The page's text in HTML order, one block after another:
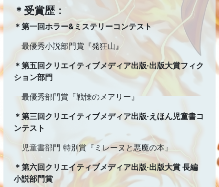
＊受賞歴：
＊第一回ホラー&ミステリーコンテスト
最優秀小説部門賞『発狂山』
＊第五回クリエイティブメディア出版·出版大賞フィク
ション部門
最優秀部門賞『戦慄のメアリー』
＊第三回クリエイティブメディア出版·えほん児童書コ
ンテスト
児童書部門 特別賞『ミレーヌと悪魔の本』
＊第六回クリエイティブメディア出版·出版大賞 長編
小説部門賞